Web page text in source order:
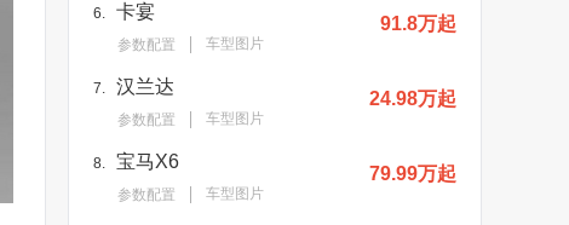
6. 卡宴
参数配置 车型图片
91.8万起
7. 汉兰达
参数配置 车型图片
24.98万起
8. 宝马X6
参数配置 车型图片
79.99万起